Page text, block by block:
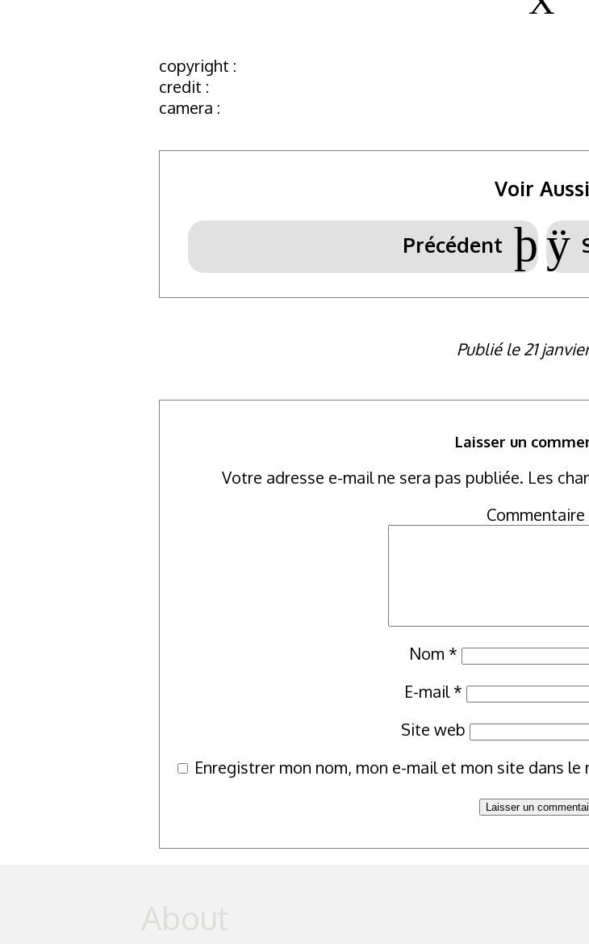
copyright :
credit :
camera :
Voir Aussi
Précédent þÿ
Publié le 21
Laisser un
Votre adresse e-mail ne sera pas publiée. Les
Commentaire
Nom *
E-mail*
Site web
Enregistrer mon nom, mon e-mail et mon site dans